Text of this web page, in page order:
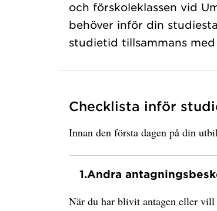
och förskoleklassen vid
behöver inför din
studietid tillsammans
Checklista inför
Innan den första dagen på din
1.Andra
När du har blivit antagen eller